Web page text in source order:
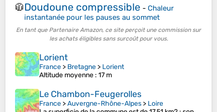
🧥Doudoune compressible - Chaleur
instantanée pour les pauses au sommet
En tant que Partenaire Amazon, ce site perçoit une commission sur
les achats éligibles sans surcoût pour vous.
Lorient
France > Bretagne > Lorient
Altitude moyenne : 17 m
Le Chambon-Feugerolles
France >Auvergne-Rhône-Alpes > Loire